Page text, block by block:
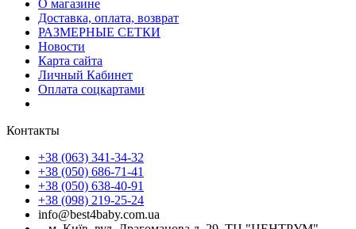
О магазине
Доставка, оплата, возврат
РАЗМЕРНЫЕ СЕТКИ
Новости
Карта сайта
Личный Кабинет
Оплата соцкартами
Контакты
+38 (063) 341-34-32
+38 (050) 686-71-41
+38 (050) 638-40-91
+38 (098) 219-25-24
info@best4baby.com.ua